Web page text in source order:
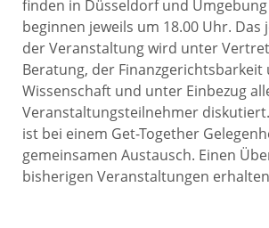
finden in Düsseldorf und
beginnen jeweils um 18.00 Uhr. Das
der Veranstaltung wird unter
Beratung, der Finanzgerichtsbarkeit
Wissenschaft und unter Einbezug
Veranstaltungsteilnehmer
ist bei einem Get-Together
gemeinsamen Austausch. Einen
bisherigen Veranstaltungen